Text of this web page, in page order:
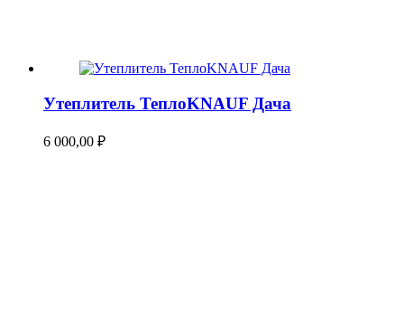
Утеплитель ТеплоKNAUF Дача
6 000,00 ₽